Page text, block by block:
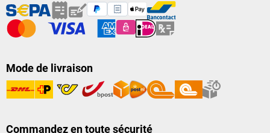
Mode de livraison
Commandez en toute sécurité